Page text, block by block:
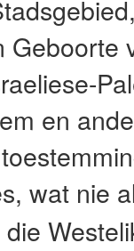
Geboorte
en
wat nie